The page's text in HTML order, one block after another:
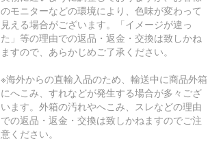
のモニターなどの環境により、色味が変わって
見える場合がございます。「イメージが違っ
た」等の理由での返品・返金・交換は致しかね
ますので、あらかじめご了承ください。
※海外からの直輸入品のため、輸送中に商品外箱
にへこみ、すれなどが発生する場合が多々ござ
います。外箱の汚れやへこみ、スレなどの理由
での返品・返金・交換は致しかねますのでご注
意ください。